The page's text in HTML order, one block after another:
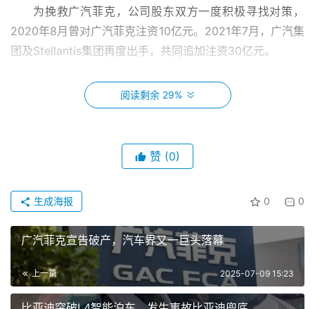
为挽救广汽菲克，公司股东双方一度积极寻找对策，
2020年8月曾对广汽菲克注资10亿元。2021年7月，广汽集
团及Stellantis集团再度出手，共同追加注资30亿元。
不过，连续的亏损使股东双方发生分歧。2022年1月，
Stellantis集团宣布计划将其在广汽菲克中的持股比例由
发布广汽菲克股权调整时未经认可。
于广汽菲克持续亏损，且2022年2月以来一直无法恢复正常
截至2022年9月30日，广汽菲克(未经审计)总资产为
73.22亿元、总负债为81.13亿元，资产负债率达110.80%，
资产已不足以清偿全部债务且明显缺乏清偿能力。
阅读剩余 29%
赞 (0)
0 0
生成海报
广汽菲克宣告破产，汽车界又一巨头落幕
上一篇 2025-07-09 15:23